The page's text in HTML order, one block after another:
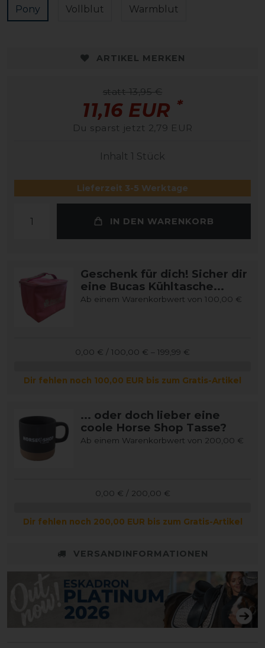
Pony Vollblut Warmblut
ARTIKEL MERKEN
statt 13,95 €
11,16 EUR *
Du sparst jetzt 2,79 EUR
Inhalt 1 Stück
Lieferzeit 3-5 Werktage
IN DEN WARENKORB
Geschenk für dich! Sicher dir
eine Bucas Kühltasche...
Ab einem Warenkorbwert von 100,00 €
0,00 € / 100,00 € – 199,99 €
Dir fehlen noch 100,00 EUR bis zum Gratis-Artikel
... oder doch lieber eine
coole Horse Shop Tasse?
Ab einem Warenkorbwert von 200,00 €
0,00 € / 200,00 €
Dir fehlen noch 200,00 EUR bis zum Gratis-Artikel
VERSANDINFORMATIONEN